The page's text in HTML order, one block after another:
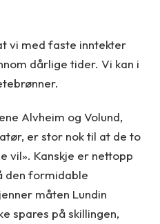
med faste inntekter
dårlige tider. Vi kan i
Alvheim og Volund,
er stor nok til at de to
vil». Kanskje er nettopp
den formidable
måten Lundin
spares på skillingen,